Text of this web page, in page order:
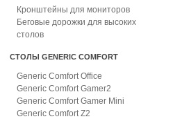
Кронштейны для мониторов
Беговые дорожки для высоких
столов
СТОЛЫ GENERIC COMFORT
Generic Comfort Office
Generic Comfort Gamer2
Generic Comfort Gamer Mini
Generic Comfort Z2